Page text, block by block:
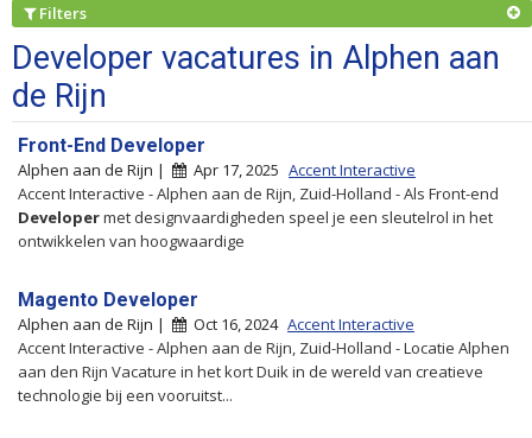
Filters
Developer vacatures in Alphen aan
de Rijn
Front-End Developer
Alphen aan de Rijn | Apr 17, 2025 Accent Interactive
Accent Interactive - Alphen aan de Rijn, Zuid-Holland - Als Front-end
Developermet designvaardigheden speel je een sleutelrol in het
ontwikkelen van hoogwaardige
Magento Developer
Alphen aan de Rijn | Oct 16, 2024 Accent Interactive
Accent Interactive - Alphen aan de Rijn, Zuid-Holland - Locatie Alphen
aan den Rijn Vacature in het kort Duik in de wereld van creatieve
technologie bij een vooruitst...